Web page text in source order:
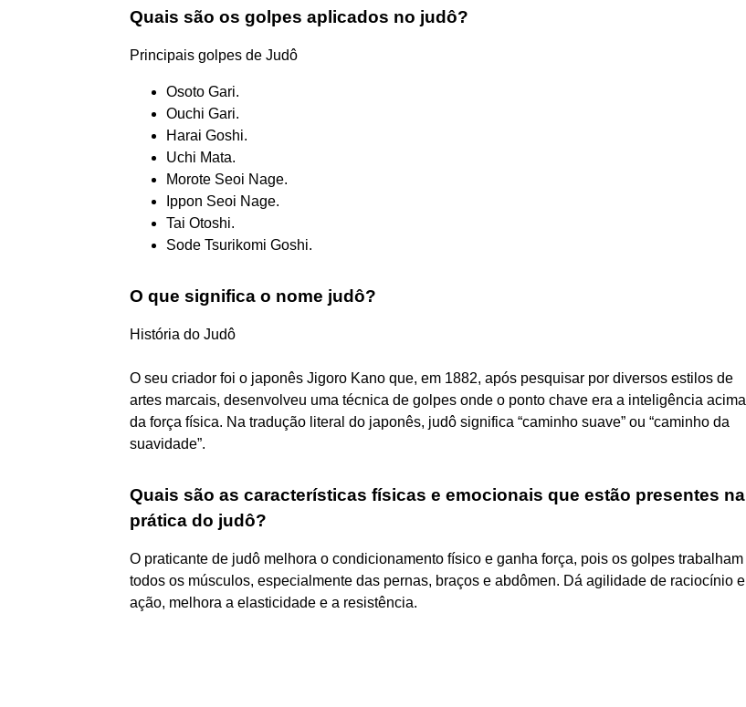
Quais são os golpes aplicados no judô?
Principais golpes de Judô
Osoto Gari.
Ouchi Gari.
Harai Goshi.
Uchi Mata.
Morote Seoi Nage.
Ippon Seoi Nage.
Tai Otoshi.
Sode Tsurikomi Goshi.
O que significa o nome judô?
História do Judô
O seu criador foi o japonês Jigoro Kano que, em 1882, após pesquisar por diversos estilos de
artes marcais, desenvolveu uma técnica de golpes onde o ponto chave era a inteligência acima
da força física. Na tradução literal do japonês, judô significa “caminho suave” ou “caminho da
suavidade”.
Quais são as características físicas e emocionais que estão presentes na
prática do judô?
O praticante de judô melhora o condicionamento físico e ganha força, pois os golpes trabalham
todos os músculos, especialmente das pernas, braços e abdômen. Dá agilidade de raciocínio e
ação, melhora a elasticidade e a resistência.